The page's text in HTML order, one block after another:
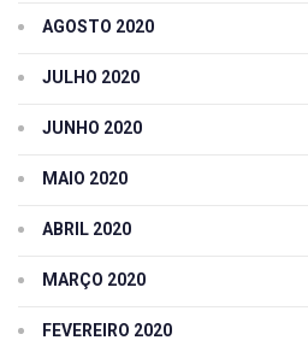
AGOSTO 2020
JULHO 2020
JUNHO 2020
MAIO 2020
ABRIL 2020
MARÇO 2020
FEVEREIRO 2020